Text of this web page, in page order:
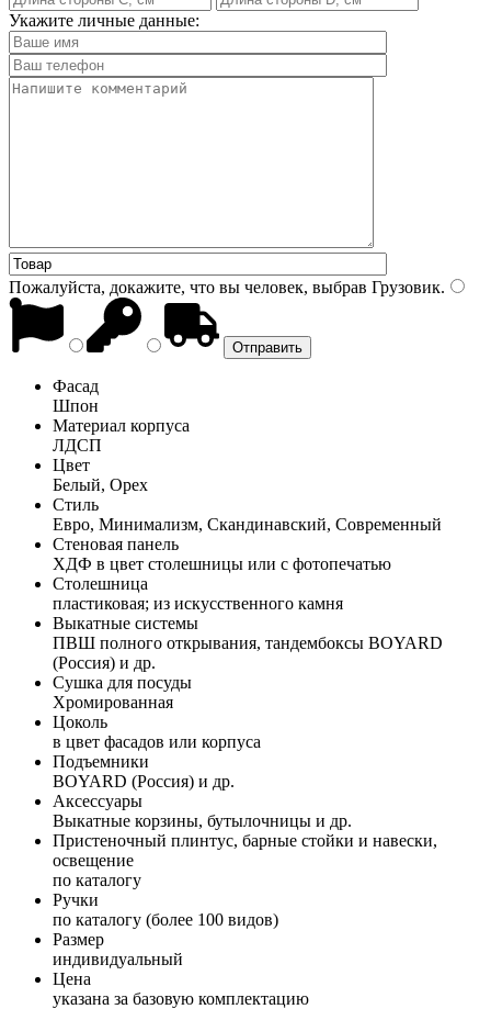
Укажите личные данные:
Пожалуйста, докажите, что вы человек, выбрав Грузовик.
Фасад
Шпон
Материал корпуса
ЛДСП
Цвет
Белый, Орех
Стиль
Евро, Минимализм, Скандинавский, Современный
Стеновая панель
ХДФ в цвет столешницы или с фотопечатью
Столешница
пластиковая; из искусственного камня
Выкатные системы
ПВШ полного открывания, тандембоксы BOYARD
(Россия) и др.
Сушка для посуды
Хромированная
Цоколь
в цвет фасадов или корпуса
Подъемники
BOYARD (Россия) и др.
Аксессуары
Выкатные корзины, бутылочницы и др.
Пристеночный плинтус, барные стойки и навески,
освещение
по каталогу
Ручки
по каталогу (более 100 видов)
Размер
индивидуальный
Цена
указана за базовую комплектацию